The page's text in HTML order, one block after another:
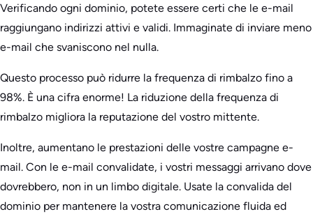
Verificando ogni dominio, potete essere certi che le e-mail
raggiungano indirizzi attivi e validi. Immaginate di inviare meno
e-mail che svaniscono nel nulla.
Questo processo può ridurre la frequenza di rimbalzo fino a
98%. È una cifra enorme! La riduzione della frequenza di
rimbalzo migliora la reputazione del vostro mittente.
Inoltre, aumentano le prestazioni delle vostre campagne e-
mail. Con le e-mail convalidate, i vostri messaggi arrivano dove
dovrebbero, non in un limbo digitale. Usate la convalida del
dominio per mantenere la vostra comunicazione fluida ed